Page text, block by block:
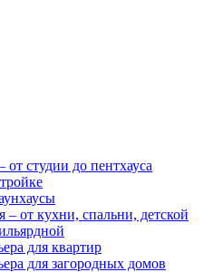
студии до пентхауса
от кухни, спальни, детской
для квартир
для загородных домов